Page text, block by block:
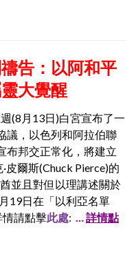
告：以阿和平
大覺醒
(8月13日)白宮宣布了一
議，以色列和阿拉伯聯
布邦交正常化，將建立
皮爾斯(Chuck Pierce)的
並且對但以理講述關於
19日在「以利亞名單
請點擊此處: … 詳情點